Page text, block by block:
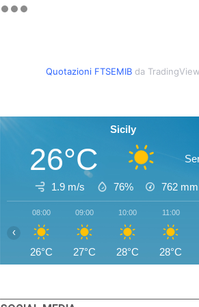
Quotazioni FTSEMIB da TradingView
Sicily
26°C
1.9 m/s 76% 762
08:00
26°C
09:00
27°C
10:00
28°C
11:00
28°C
‹